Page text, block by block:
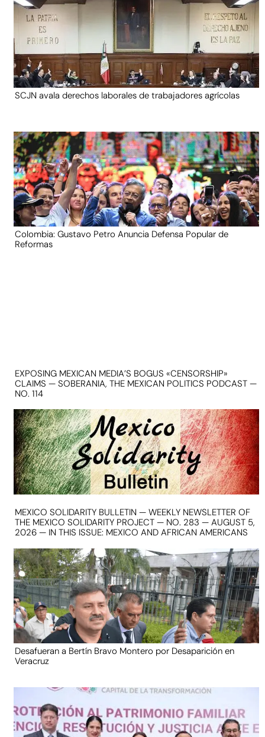
SCJN avala derechos laborales de trabajadores agrícolas
Colombia: Gustavo Petro Anuncia Defensa Popular de
Reformas
EXPOSING MEXICAN MEDIA’S BOGUS «CENSORSHIP»
CLAIMS — SOBERANIA, THE MEXICAN POLITICS PODCAST —
NO. 114
MEXICO SOLIDARITY BULLETIN — WEEKLY NEWSLETTER OF
THE MEXICO SOLIDARITY PROJECT — NO. 283 — AUGUST 5,
2026 — IN THIS ISSUE: MEXICO AND AFRICAN AMERICANS
Desafueran a Bertín Bravo Montero por Desaparición en
Veracruz